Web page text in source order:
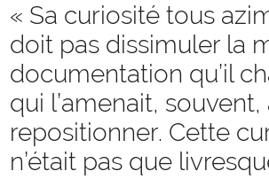
« Sa curiosité tous
doit pas dissimuler la
documentation qu’il
qui l’amenait, souvent,
repositionner. Cette
n’était pas que